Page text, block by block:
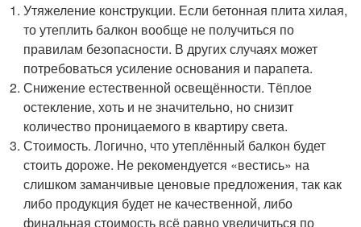
Утяжеление конструкции. Если бетонная плита хилая,
то утеплить балкон вообще не получиться по
правилам безопасности. В других случаях может
потребоваться усиление основания и парапета.
Снижение естественной освещённости. Тёплое
остекление, хоть и не значительно, но снизит
количество проницаемого в квартиру света.
Стоимость. Логично, что утеплённый балкон будет
стоить дороже. Не рекомендуется «вестись» на
слишком заманчивые ценовые предложения, так как
либо продукция будет не качественной, либо
финальная стоимость всё равно увеличиться по